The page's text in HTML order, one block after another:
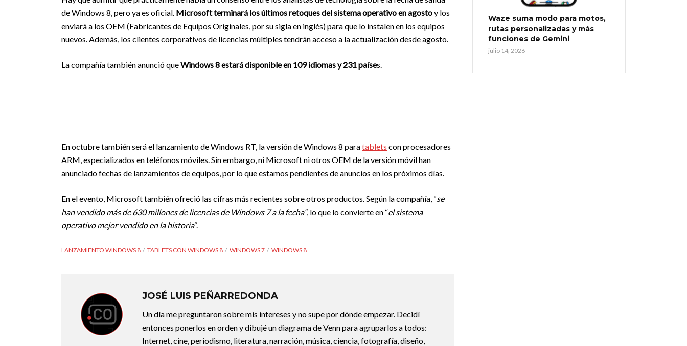
de Windows 8, pero ya es oficial. Microsoft terminará los últimos retoques del sistema operativo en agostoy los
enviará a los OEM (Fabricantes de Equipos Originales, por su sigla en inglés) para que lo instalen en los equipos
nuevos. Además, los clientes corporativos de licencias múltiples tendrán acceso a la actualización desde agosto.
La compañía también anunció queWindows 8 estará disponible en 109 idiomas y 231 países.
En octubre también será el lanzamiento de Windows RT, la versión de Windows 8 paratablets con procesadores
ARM, especializados en teléfonos móviles. Sin embargo, ni Microsoft ni otros OEM de la versión móvil han
anunciado fechas de lanzamientos de equipos, por lo que estamos pendientes de anuncios en los próximos días.
En el evento, Microsoft también ofreció las cifras más recientes sobre otros productos. Según la compañía, “se
han vendido más de 630 millones de licencias de Windows 7 a la fecha”, lo que lo convierte en “el sistema
operativo mejor vendido en la historia“.
LANZAMIENTO WINDOWS 8 TABLETS CON WINDOWS 8 WINDOWS 7 WINDOWS 8
JOSÉ LUIS PEÑARREDONDA
Un día me preguntaron sobre mis intereses y no supe por dónde empezar. Decidí
entonces ponerlos en orden y dibujé un diagrama de Venn para agruparlos a todos:
Internet, cine, periodismo, literatura, narración, música, ciencia, fotografía, diseño,
Waze suma modo para motos,
rutas personalizadas y más
funciones de Gemini
julio 14, 2026